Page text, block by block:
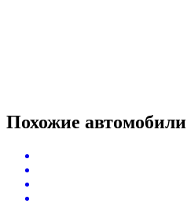
Похожие автомобили